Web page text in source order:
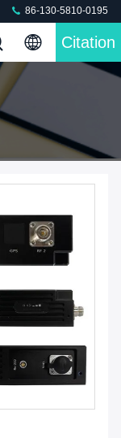
86-130-5810-0195
Citation